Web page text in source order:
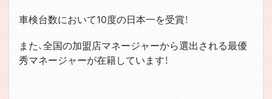
車検台数において10度の日本一を受賞！
また、全国の加盟店マネージャーから選出される最優
秀マネージャーが在籍しています！